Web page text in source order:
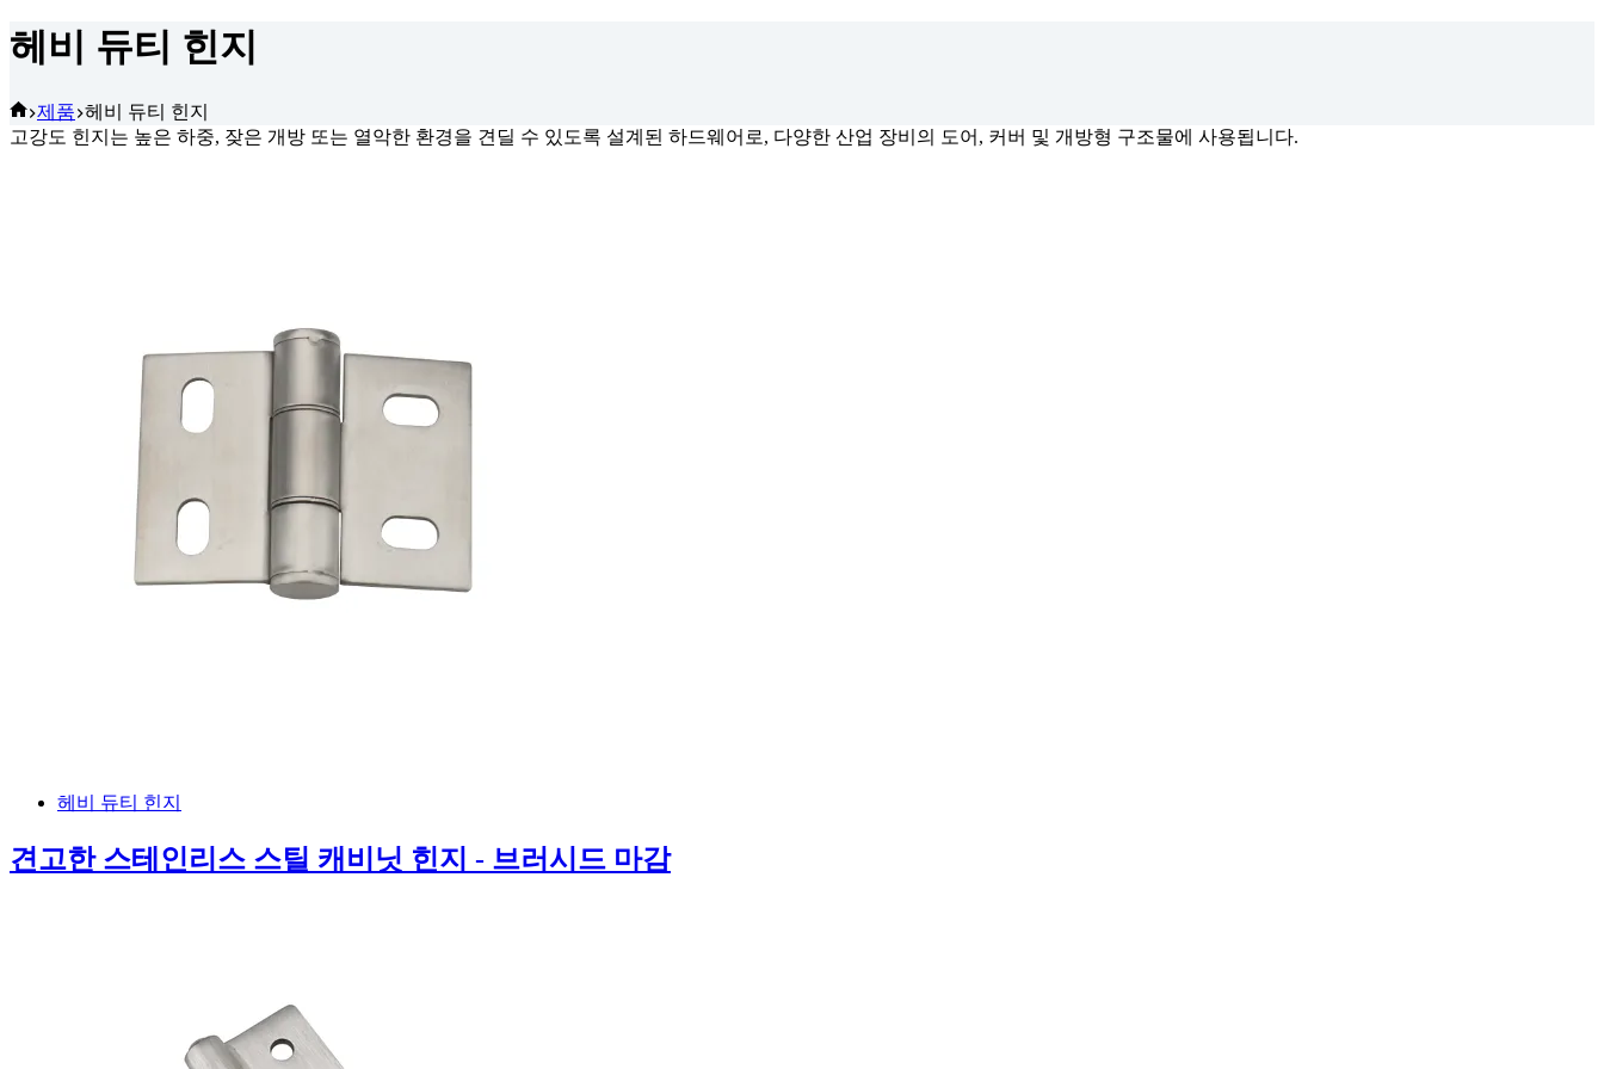
헤비 듀티 힌지
홈제품 헤비 듀티 힌지
고강도 힌지는 높은 하중, 잦은 개방 또는 열악한 환경을 견딜 수 있도록 설계된 하드웨어로, 다양한 산업 장비의 도어, 커버 및 개방형 구조물에 사용됩니다.
헤비 듀티 힌지
견고한 스테인리스 스틸 캐비닛 힌지 - 브러시드 마감